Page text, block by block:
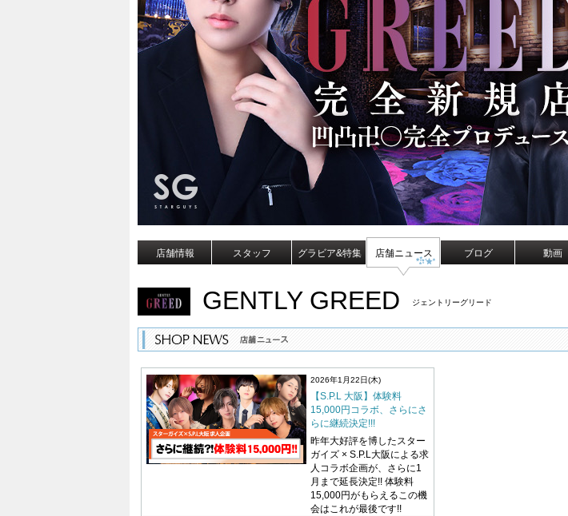
店舗情報 スタッフ グラビア&特集 店舗ニュース ブログ 動画
GENTLY GREED ジェントリーグリード
2026年1月22日(木)
【S.P.L 大阪】体験料
15,000円コラボ、さらにさ
らに継続決定!!!
昨年大好評を博したスター
ガイズ × S.P.L大阪による求
人コラボ企画が、さらに1
月まで延長決定!! 体験料
15,000円がもらえるこの機
会はこれが最後です!!